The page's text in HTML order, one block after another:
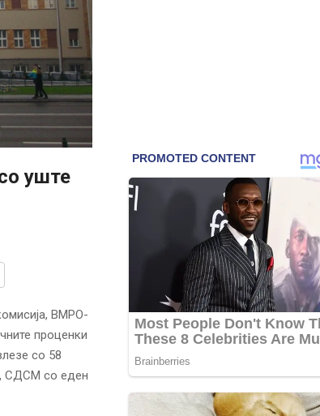
уште
ВМРО-
проценки
со 58
СДСМ со еден